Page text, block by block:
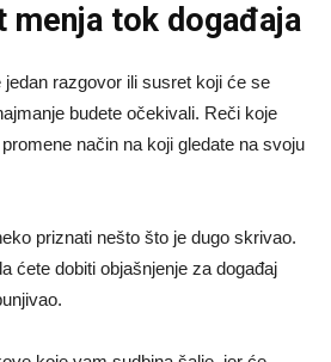
menja tok događaja
jedan razgovor ili susret koji će se
budete očekivali. Reči koje
način na koji gledate na svoju
priznati nešto što je dugo skrivao.
ćete dobiti objašnjenje za događaj